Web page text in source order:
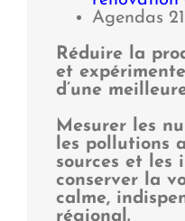
Agendas
Réduire la
et
d’une
Mesurer les
les pollutions
sources et les
conserver la
calme,
régional.